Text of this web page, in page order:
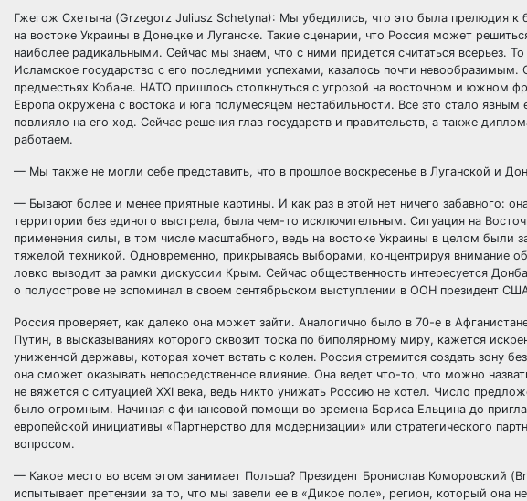
Гжегож Схетына (Grzegorz Juliusz Schetyna): Мы убедились, что это была прелюдия
на востоке Украины в Донецке и Луганске. Такие сценарии, что Россия может
наиболее радикальными. Сейчас мы знаем, что с ними придется считаться всерьез.
Исламское государство с его последними успехами, казалось почти
предместьях Кобане. НАТО пришлось столкнуться с угрозой на восточном и южном
Европа окружена с востока и юга полумесяцем нестабильности. Все это стало
повлияло на его ход. Сейчас решения глав государств и правительств, а также
работаем.
— Мы также не могли себе представить, что в прошлое воскресенье в Луганской и
— Бывают более и менее приятные картины. И как раз в этой нет ничего забавного:
территории без единого выстрела, была чем-то исключительным. Ситуация на
применения силы, в том числе масштабного, ведь на востоке Украины в целом были
тяжелой техникой. Одновременно, прикрываясь выборами, концентрируя внимание
ловко выводит за рамки дискуссии Крым. Сейчас общественность интересуется
о полуострове не вспоминал в своем сентябрьском выступлении в ООН президент
Россия проверяет, как далеко она может зайти. Аналогично было в 70-е в
Путин, в высказываниях которого сквозит тоска по биполярному миру, кажется
униженной державы, которая хочет встать с колен. Россия стремится создать зону
она сможет оказывать непосредственное влияние. Она ведет что-то, что можно
не вяжется с ситуацией XXI века, ведь никто унижать Россию не хотел. Число
было огромным. Начиная с финансовой помощи во времена Бориса Ельцина до
европейской инициативы «Партнерство для модернизации» или стратегического
вопросом.
— Какое место во всем этом занимает Польша? Президент Бронислав Коморовский
испытывает претензии за то, что мы завели ее в «Дикое поле», регион, который она